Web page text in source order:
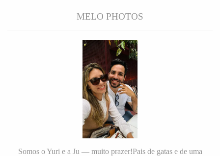
MELO PHOTOS
Somos o Yuri e a Ju — muito prazer!Pais de gatas e de uma